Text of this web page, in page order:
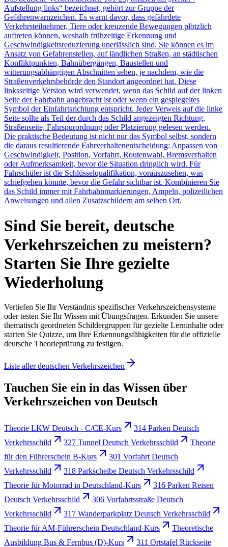
Aufstellung links“ bezeichnet, gehört zur Gruppe der
Gefahrenwarnzeichen. Es warnt davor, dass gefährdete
Verkehrsteilnehmer, Tiere oder kreuzende Bewegungen plötzlich
auftreten können, weshalb frühzeitige Erkennung und
Geschwindigkeitsreduzierung unerlässlich sind. Sie können es im
Ansatz von Gefahrenstellen, auf ländlichen Straßen, an städtischen
Konfliktpunkten, Bahnübergängen, Baustellen und
witterungsabhängigen Abschnitten sehen, je nachdem, wie die
Straßenverkehrsbehörde den Standort angeordnet hat. Diese
linksseitige Version wird verwendet, wenn das Schild auf der linken
Seite der Fahrbahn angebracht ist oder wenn ein gespiegeltes
Symbol der Einfahrtsrichtung entspricht. Jeder Verweis auf die linke
Seite sollte als Teil der durch das Schild angezeigten Richtung,
Straßenseite, Fahrspurordnung oder Platzierung gelesen werden.
Die praktische Bedeutung ist nicht nur das Symbol selbst, sondern
die daraus resultierende Fahrverhaltenentscheidung: Anpassen von
Geschwindigkeit, Position, Vorfahrt, Routenwahl, Bremsverhalten
oder Aufmerksamkeit, bevor die Situation dringlich wird. Für
Fahrschüler ist die Schlüsselqualifikation, vorauszusehen, was
schiefgehen könnte, bevor die Gefahr sichtbar ist. Kombinieren Sie
das Schild immer mit Fahrbahnmarkierungen, Ampeln, polizeilichen
Anweisungen und allen Zusatzschildern am selben Ort.
Sind Sie bereit, deutsche
Verkehrszeichen zu meistern?
Starten Sie Ihre gezielte
Wiederholung
Vertiefen Sie Ihr Verständnis spezifischer Verkehrszeichensysteme
oder testen Sie Ihr Wissen mit Übungsfragen. Erkunden Sie unsere
thematisch geordneten Schildergruppen für gezielte Lerninhalte oder
starten Sie Quizze, um Ihre Erkennungsfähigkeiten für die offizielle
deutsche Theorieprüfung zu festigen.
Liste aller deutschen Verkehrszeichen
Tauchen Sie ein in das Wissen über
Verkehrszeichen von Deutsch
Theorie LKW Deutsch - C/CE-Kurs
314 Parken Deutsch
Verkehrsschild
327 Tunnel Deutsch Verkehrsschild
Theorie
für den Führerschein B-Kurs
301 Vorfahrt Deutsch
Verkehrsschild
318 Parkscheibe Deutsch Verkehrsschild
Theorie für Motorrad in Deutschland-Kurs
316 Parken Reisen
Deutsch Verkehrsschild
306 Vorfahrtsstraße Deutsch
Verkehrsschild
317 Wanderparkplatz Deutsch Verkehrsschild
Theorie für AM-Führerschein Deutschland-Kurs
Theoretische
Ausbildung Bus & Fernbus (D)-Kurs
311 Ortstafel Rückseite